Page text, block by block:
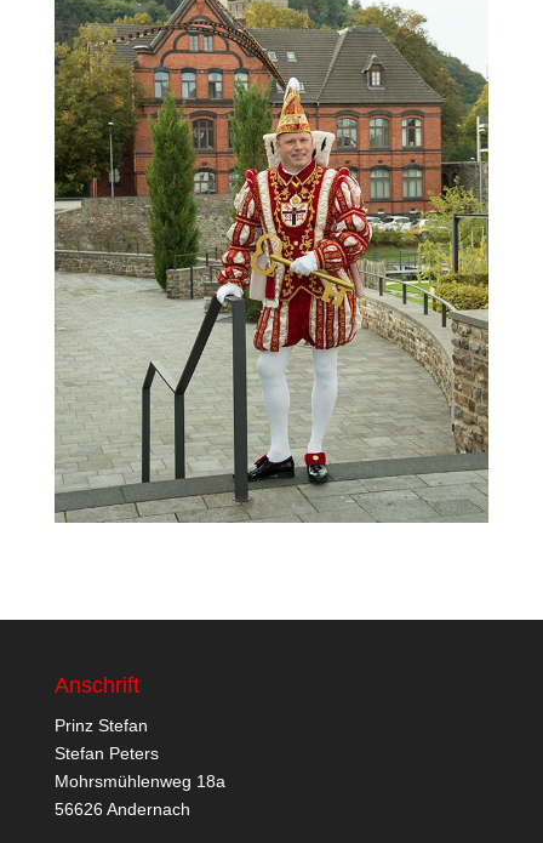
Anschrift
Prinz Stefan
Stefan Peters
Mohrsmühlenweg 18a
56626 Andernach